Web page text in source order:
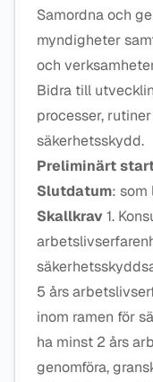
Samordna och
myndigheter
och
Bidra till
processer,
säkerhetsskydd.
Preliminärt
Slutdatum: som
Skallkrav1.
5 års
inom ramen för
ha minst 2 års
genomföra,